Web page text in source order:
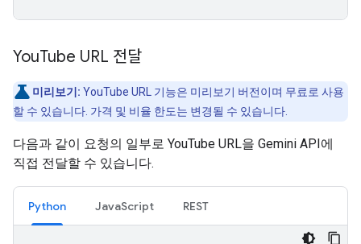
YouTube URL 전달
미리보기: YouTube URL 기능은 미리보기 버전이며 무료로 사용
할 수 있습니다. 가격 및 비율 한도는 변경될 수 있습니다.
다음과 같이 요청의 일부로 YouTube URL을 Gemini API에
직접 전달할 수 있습니다.
Python JavaScript REST